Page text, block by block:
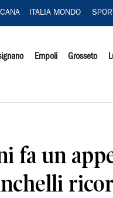
ITALIA MONDO
Empoli Grosseto
fa un